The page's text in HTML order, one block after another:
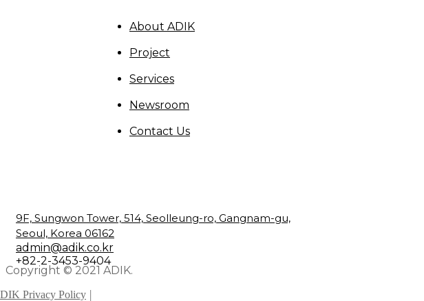
About ADIK
Project
Services
Newsroom
Contact Us
9F, Sungwon Tower, 514, Seolleung-ro, Gangnam-gu,
Seoul, Korea 06162
admin@adik.co.kr
+82-2-3453-9404
Copyright © 2021 ADIK.
Privacy Policy